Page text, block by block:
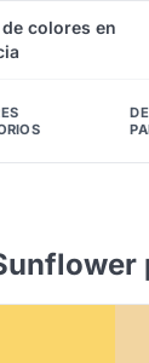
de colores en